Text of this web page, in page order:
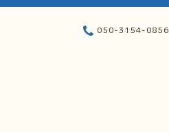
050-3154-0856